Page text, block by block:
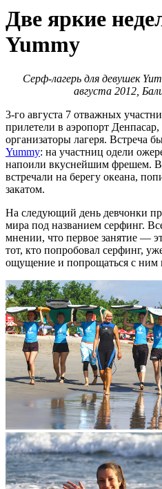
Две яркие
Yummy
Серф-лагерь для девушек
августа 2012,
3-го августа 7 отважных
прилетели в аэропорт
организаторы лагеря. Встреча
Yummy: на участниц одели
напоили вкуснейшим фрешем.
встречали на берегу океана,
закатом.
На следующий день девчонки
мира под названием серфинг.
мнении, что первое занятие —
тот, кто попробовал серфинг,
ощущение и попрощаться с ним